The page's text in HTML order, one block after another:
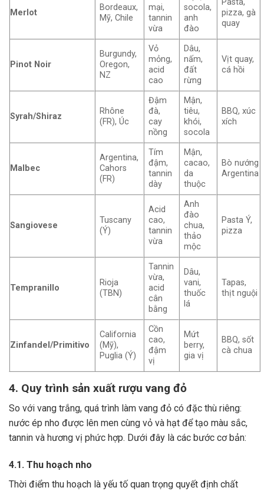
Merlot
Bordeaux,
Mỹ, Chile
mại,
tannin
vừa
socola,
anh
đào
pizza, gà
quay
Pinot Noir
Burgundy,
Oregon,
NZ
Vỏ
mỏng,
acid
cao
Dâu,
nấm,
đất
rừng
Vịt quay,
cá hồi
Syrah/Shiraz
Rhône
(FR), Úc
Đậm
đà,
cay
nồng
Mận,
tiêu,
khói,
socola
BBQ, xúc
xích
Malbec
Argentina,
Cahors
(FR)
Tím
đậm,
tannin
dày
Mận,
cacao,
da
thuộc
Bò nướng
Argentina
Sangiovese
Tuscany
(Ý)
Acid
cao,
tannin
vừa
Anh
đào
chua,
thảo
mộc
Pasta Ý,
pizza
Tempranillo
Rioja
(TBN)
Tannin
vừa,
acid
cân
bằng
Dâu,
vani,
thuốc
lá
Tapas,
thịt nguội
Zinfandel/Primitivo
California
(Mỹ),
Puglia (Ý)
Cồn
cao,
đậm
vị
Mứt
berry,
gia vị
BBQ, sốt
cà chua
4. Quy trình sản xuất rượu vang đỏ
So với vang trắng, quá trình làm vang đỏ có đặc thù riêng:
nước ép nho được lên men cùng vỏ và hạt để tạo màu sắc,
tannin và hương vị phức hợp. Dưới đây là các bước cơ bản:
4.1. Thu hoạch nho
Thời điểm thu hoạch là yếu tố quan trọng quyết định chất